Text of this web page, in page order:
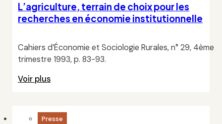
L’agriculture, terrain de choix pour les
recherches en économie institutionnelle
Cahiers d’Économie et Sociologie Rurales, n° 29, 4ème
trimestre 1993, p. 83-93.
Voir plus
Presse